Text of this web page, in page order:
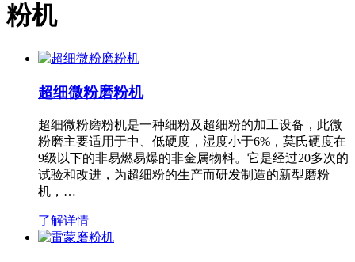
粉机
超细微粉磨粉机
超细微粉磨粉机是一种细粉及超细粉的加工设备，此微
粉磨主要适用于中、低硬度，湿度小于6%，莫氏硬度在
9级以下的非易燃易爆的非金属物料。它是经过20多次的
试验和改进，为超细粉的生产而研发制造的新型磨粉
机，…
了解详情